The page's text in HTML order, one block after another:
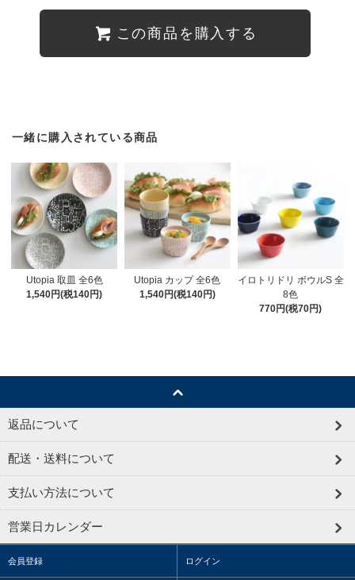
この商品を購入する
一緒に購入されている商品
Utopia 取皿 全6色
1,540円(税140円)
Utopia カップ 全6色
1,540円(税140円)
イロトリドリ ボウルS 全
8色
770円(税70円)
返品について
配送・送料について
支払い方法について
営業日カレンダー
会員登録 ログイン